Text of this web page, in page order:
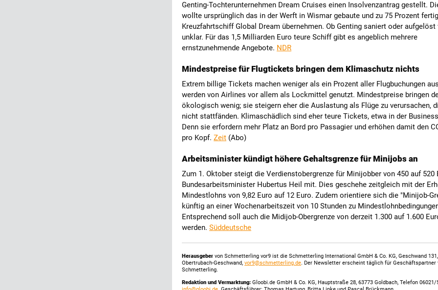
Genting-Tochterunternehmen Dream Cruises einen Insolvenzantrag gestellt.
wollte ursprünglich das in der Werft in Wismar gebaute und zu 75 Prozent
Kreuzfahrtschiff Global Dream übernehmen. Ob Genting saniert oder
unklar. Für das 1,5 Milliarden Euro teure Schiff gibt es angeblich mehrere
ernstzunehmende Angebote. NDR
Mindestpreise für Flugtickets bringen dem Klimaschutz nichts
Extrem billige Tickets machen weniger als ein Prozent aller Flugbuchungen
werden von Airlines vor allem als Lockmittel genutzt. Mindestpreise bringen
ökologisch wenig; sie steigern eher die Auslastung als Flüge zu verursachen,
nicht stattfänden. Klimaschädlich sind eher teure Tickets, etwa in der
Denn sie erfordern mehr Platz an Bord pro Passagier und erhöhen damit den
pro Kopf. Zeit (Abo)
Arbeitsminister kündigt höhere Gehaltsgrenze für Minijobs an
Zum 1. Oktober steigt die Verdienstobergrenze für Minijobber von 450 auf 520
Bundesarbeitsminister Hubertus Heil mit. Dies geschehe zeitgleich mit der
Mindestlohns von 9,82 Euro auf 12 Euro. Zudem orientiere sich die "Minijob-
künftig an einer Wochenarbeitszeit von 10 Stunden zu
Entsprechend soll auch die Midijob-Obergrenze von derzeit 1.300 auf 1.600
werden. Süddeutsche
Herausgeber von Schmetterling vor9 ist die Schmetterling International GmbH & Co. KG, Geschwand
Obertrubach-Geschwand, vor9@schmetterling.de. Der Newsletter erscheint täglich für Geschäftspartner
Schmetterling.
Redaktion und Vermarktung: Gloobi.de GmbH & Co. KG, Hauptstraße 28, 63773 Goldbach, Telefon 06021/